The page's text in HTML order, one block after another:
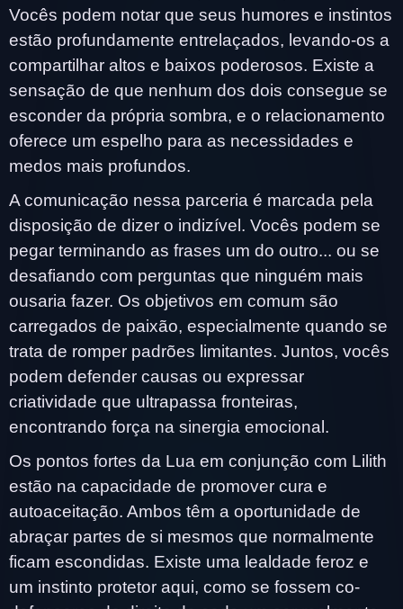
Vocês podem notar que seus humores e instintos
estão profundamente entrelaçados, levando-os a
compartilhar altos e baixos poderosos. Existe a
sensação de que nenhum dos dois consegue se
esconder da própria sombra, e o relacionamento
oferece um espelho para as necessidades e
medos mais profundos.
A comunicação nessa parceria é marcada pela
disposição de dizer o indizível. Vocês podem se
pegar terminando as frases um do outro... ou se
desafiando com perguntas que ninguém mais
ousaria fazer. Os objetivos em comum são
carregados de paixão, especialmente quando se
trata de romper padrões limitantes. Juntos, vocês
podem defender causas ou expressar
criatividade que ultrapassa fronteiras,
encontrando força na sinergia emocional.
Os pontos fortes da Lua em conjunção com Lilith
estão na capacidade de promover cura e
autoaceitação. Ambos têm a oportunidade de
abraçar partes de si mesmos que normalmente
ficam escondidas. Existe uma lealdade feroz e
um instinto protetor aqui, como se fossem co-